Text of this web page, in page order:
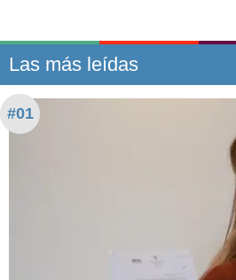
Las más leídas
#01